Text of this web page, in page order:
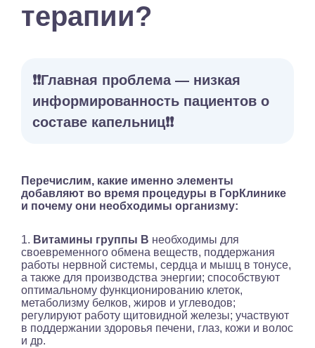
терапии?
❗️❗️Главная проблема — низкая
информированность пациентов о
составе капельниц❗️❗️
Перечислим, какие именно элементы
добавляют во время процедуры в ГорКлинике
и почему они необходимы организму:
1. Витамины группы В необходимы для
своевременного обмена веществ, поддержания
работы нервной системы, сердца и мышц в тонусе,
а также для производства энергии; способствуют
оптимальному функционированию клеток,
метаболизму белков, жиров и углеводов;
регулируют работу щитовидной железы; участвуют
в поддержании здоровья печени, глаз, кожи и волос
и др.